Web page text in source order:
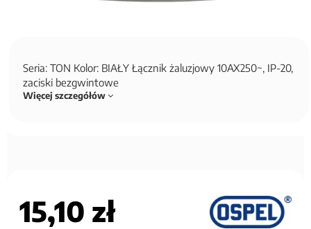
Seria: TON Kolor: BIAŁY Łącznik żaluzjowy 10AX250~, IP-20,
zaciski bezgwintowe
Więcej szczegółów
15,10 zł